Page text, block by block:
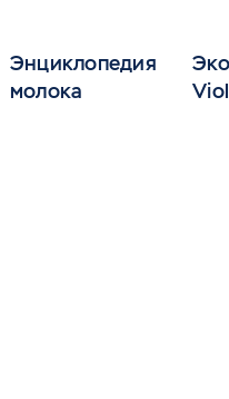
Энциклопедия
молока